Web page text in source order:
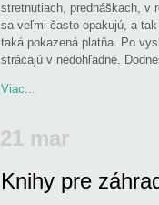
stretnutiach, prednáškach, v
sa veľmi často opakujú, a tak
taká pokazená platňa. Po
strácajú v nedohľadne.
Viac...
21 mar
Odoslal adminv Ducsay
Ivan,Hronský Štefan , O
Knihy pre